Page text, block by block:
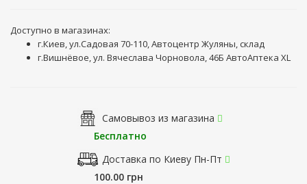
Доступно в магазинах:
г.Киев, ул.Садовая 70-110, Автоцентр Жуляны, склад
г.Вишнёвое, ул. Вячеслава Чорновола, 46Б АвтоАптека XL
Самовывоз из магазина
Бесплатно
Доставка по Киеву Пн-Пт
100.00 грн